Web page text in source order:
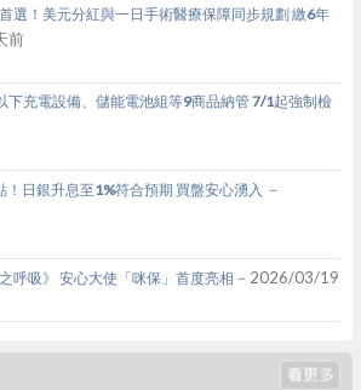
選！美元分紅與一日手術醫療保障同步規劃 繳6年
前
下充電設備、儲能電池組等9商品納管 7/1起強制檢
！日銀升息至1%符合預期 買盤安心湧入 －
呼吸》 安心大使「咪保」首度亮相 －2026/03/19